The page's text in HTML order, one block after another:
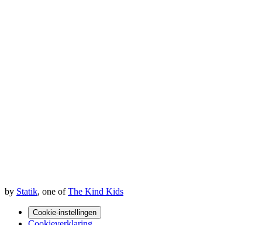
by Statik, one ofThe Kind Kids
Cookie-instellingen